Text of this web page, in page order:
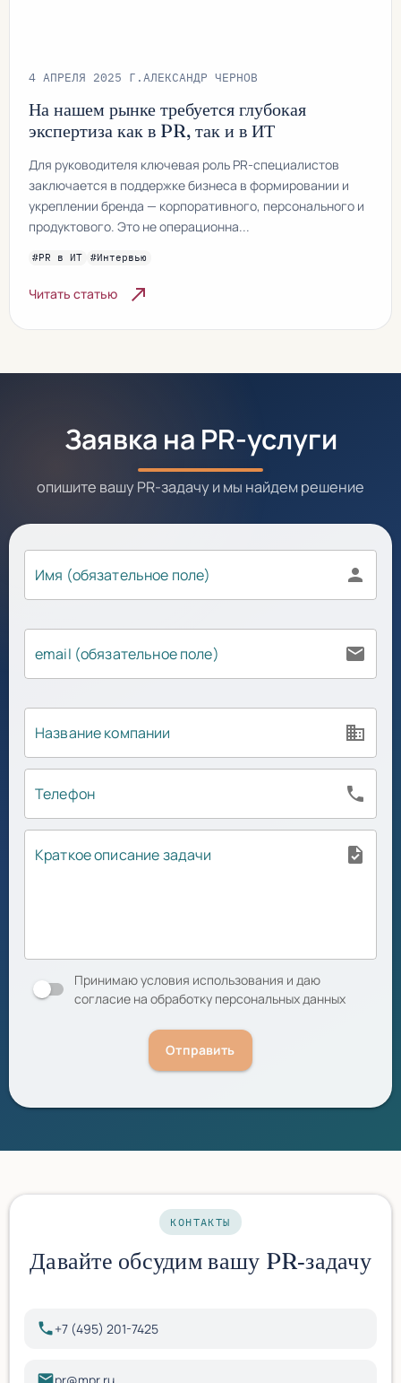
4 АПРЕЛЯ 2025 Г.АЛЕКСАНДР ЧЕРНОВ
На нашем рынке требуется глубокая
экспертиза как в PR, так и в ИТ
Для руководителя ключевая роль PR-специалистов
заключается в поддержке бизнеса в формировании и
укреплении бренда — корпоративного, персонального и
продуктового. Это не операционна...
#PR в ИТ #Интервью
Читать статью north_east
Заявка на PR-услуги
опишите вашу PR-задачу и мы найдем решение
Имя (обязательное поле) person
email (обязательное поле) email
Название компании business
Телефон phone
Краткое описание задачи task
Принимаю условия использования и даю
согласие на обработку персональных данных
Отправить
КОНТАКТЫ
Давайте обсудим вашу PR‑задачу
phone+7 (495) 201-7425